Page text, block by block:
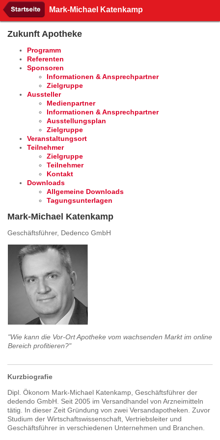
Mark-Michael Katenkamp
Zukunft Apotheke
Programm
Referenten
Sponsoren
Informationen & Ansprechpartner
Zielgruppe
Aussteller
Medienpartner
Informationen & Ansprechpartner
Ausstellungsplan
Zielgruppe
Veranstaltungsort
Teilnehmer
Zielgruppe
Teilnehmer
Kontakt
Downloads
Allgemeine Downloads
Tagungsunterlagen
Mark-Michael Katenkamp
Geschäftsführer, Dedenco GmbH
"Wie kann die Vor-Ort Apotheke vom wachsenden Markt im online
Bereich profitieren?"
Kurzbiografie
Dipl. Ökonom Mark-Michael Katenkamp, Geschäftsführer der
dedendo GmbH. Seit 2005 im Versandhandel von Arzneimitteln
tätig. In dieser Zeit Gründung von zwei Versandapotheken. Zuvor
Studium der Wirtschaftswissenschaft, Vertriebsleiter und
Geschäftsführer in verschiedenen Unternehmen und Branchen.